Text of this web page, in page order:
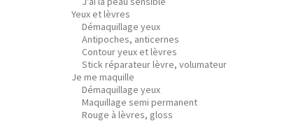
Yeux et lèvres
Démaquillage yeux
Antipoches, anticernes
Contour yeux et lèvres
Stick réparateur lèvre, volumateur
Je me maquille
Démaquillage yeux
Maquillage semi permanent
Rouge à lèvres, gloss